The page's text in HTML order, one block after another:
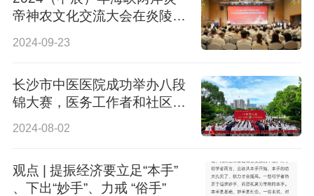
帝神农文化交流大会在炎陵举
2024-09-23
长沙市中医医院成功举办八段
锦大赛，医务工作者和社区群
2024-08-02
观点 | 提振经济要立足“本手”
、下出“妙手”、力戒 “俗手”